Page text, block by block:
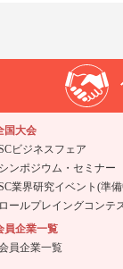
国大会
ビジネスフェア
シンポジウム・セミナー
業界研究イベント(準
ロールプレイングコンテ
員企業一覧
員企業一覧